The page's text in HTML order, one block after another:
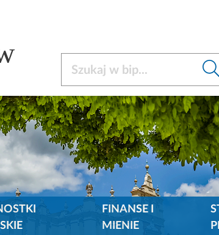
FINANSE I
MIENIE